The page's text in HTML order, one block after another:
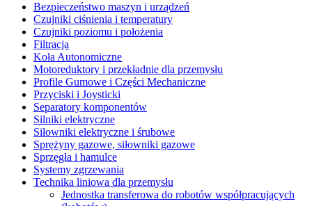
Bezpieczeństwo maszyn i urządzeń
Czujniki ciśnienia i temperatury
Czujniki poziomu i położenia
Filtracja
Koła Autonomiczne
Motoreduktory i przekładnie dla przemysłu
Profile Gumowe i Części Mechaniczne
Przyciski i Joysticki
Separatory komponentów
Silniki elektryczne
Siłowniki elektryczne i śrubowe
Sprężyny gazowe, siłowniki gazowe
Sprzęgła i hamulce
Systemy zgrzewania
Technika liniowa dla przemysłu
Jednostka transferowa do robotów współpracujących